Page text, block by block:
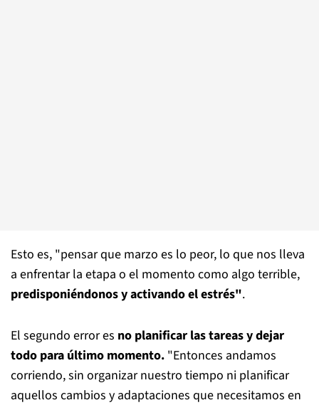
Esto es, "pensar que marzo es lo peor, lo que nos lleva
a enfrentar la etapa o el momento como algo terrible,
predisponiéndonos y activando el estrés".
El segundo error es no planificar las tareas y dejar
todo para último momento. "Entonces andamos
corriendo, sin organizar nuestro tiempo ni planificar
aquellos cambios y adaptaciones que necesitamos en